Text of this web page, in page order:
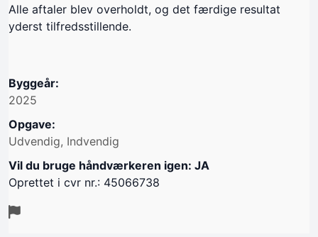
Alle aftaler blev overholdt, og det færdige resultat
yderst tilfredsstillende.
Byggeår:
2025
Opgave:
Udvendig, Indvendig
Vil du bruge håndværkeren igen: JA
Oprettet i cvr nr.: 45066738